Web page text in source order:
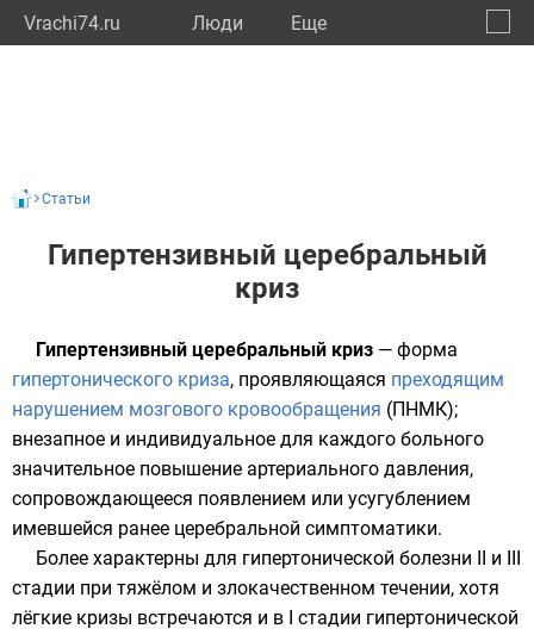
Vrachi74.ru Люди Eще
Статьи
Гипертензивный церебральный
криз
Гипертензивный церебральный криз — форма
гипертонического криза, проявляющаяся преходящим
нарушением мозгового кровообращения (ПНМК);
внезапное и индивидуальное для каждого больного
значительное повышение артериального давления,
сопровождающееся появлением или усугублением
имевшейся ранее церебральной симптоматики.
Более характерны для гипертонической болезни II и III
стадии при тяжёлом и злокачественном течении, хотя
лёгкие кризы встречаются и в I стадии гипертонической